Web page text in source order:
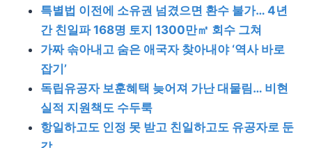
특별법 이전에 소유권 넘겼으면 환수 불가… 4년
간 친일파 168명 토지 1300만㎡ 회수 그쳐
가짜 솎아내고 숨은 애국자 찾아내야 ‘역사 바로
잡기’
독립유공자 보훈혜택 늦어져 가난 대물림… 비현
실적 지원책도 수두룩
항일하고도 인정 못 받고 친일하고도 유공자로 둔